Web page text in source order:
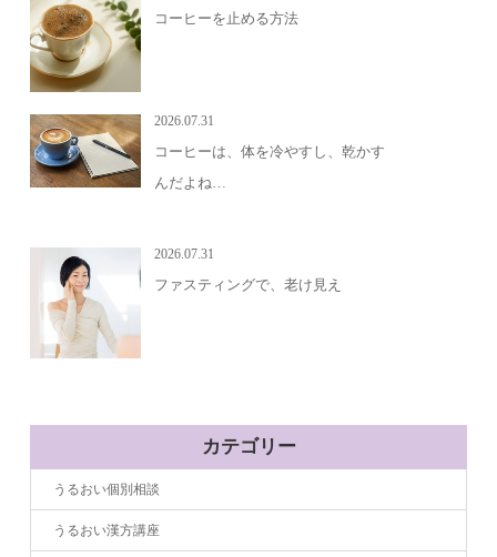
コーヒーを止める方法
2026.07.31
コーヒーは、体を冷やすし、乾かす
んだよね…
2026.07.31
ファスティングで、老け見え
カテゴリー
うるおい個別相談
うるおい漢方講座